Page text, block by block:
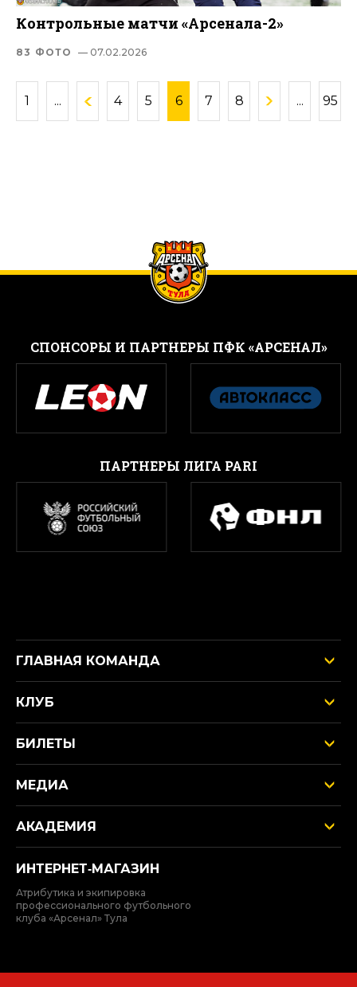
Контрольные матчи «Арсенала-2»
83 ФОТО — 07.02.2026
1 ... 4 5 6 7 8 ... 95
CПОНСОРЫ И ПАРТНЕРЫ ПФК «АРСЕНАЛ»
ПАРТНЕРЫ ЛИГА PARI
ГЛАВНАЯ КОМАНДА
КЛУБ
БИЛЕТЫ
МЕДИА
АКАДЕМИЯ
ИНТЕРНЕТ‑МАГАЗИН
Атрибутика и экипировка
профессионального футбольного
клуба «Арсенал» Тула